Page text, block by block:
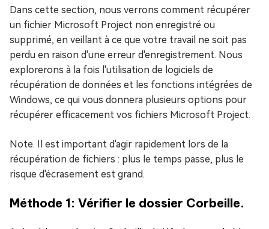
Dans cette section, nous verrons comment récupérer
un fichier Microsoft Project non enregistré ou
supprimé, en veillant à ce que votre travail ne soit pas
perdu en raison d'une erreur d'enregistrement. Nous
explorerons à la fois l'utilisation de logiciels de
récupération de données et les fonctions intégrées de
Windows, ce qui vous donnera plusieurs options pour
récupérer efficacement vos fichiers Microsoft Project.
Note. Il est important d'agir rapidement lors de la
récupération de fichiers : plus le temps passe, plus le
risque d'écrasement est grand.
Méthode 1: Vérifier le dossier Corbeille.